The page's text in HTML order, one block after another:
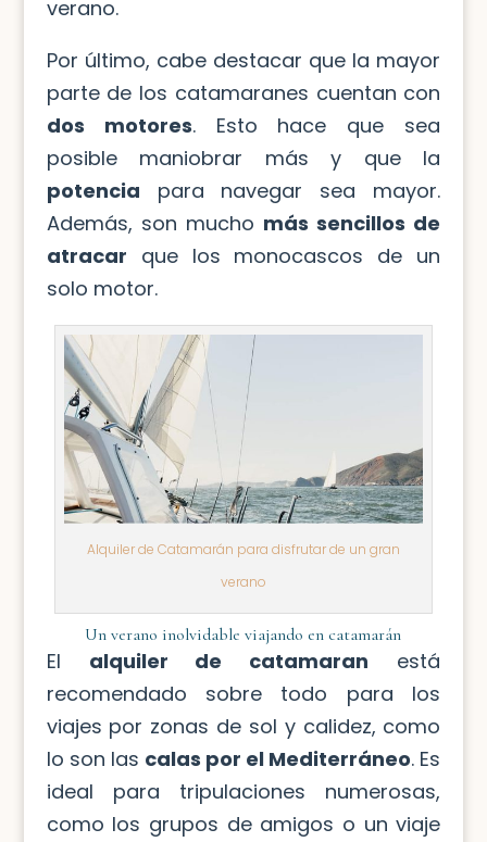
verano.
Por último, cabe destacar que la mayor
parte de los catamaranes cuentan con
dos motores. Esto hace que sea
posible maniobrar más y que la
potencia para navegar sea mayor.
Además, son mucho más sencillos de
atracar que los monocascos de un
solo motor.
Alquiler de Catamarán para disfrutar de un gran
verano
Un verano inolvidable viajando en catamarán
El alquiler de catamaran está
recomendado sobre todo para los
viajes por zonas de sol y calidez, como
lo son las calas por el Mediterráneo. Es
ideal para tripulaciones numerosas,
como los grupos de amigos o un viaje